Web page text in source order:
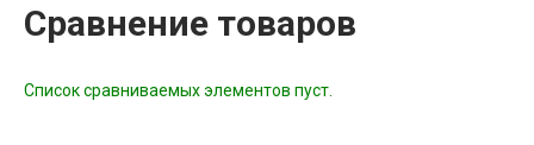
Сравнение товаров
Список сравниваемых элементов пуст.